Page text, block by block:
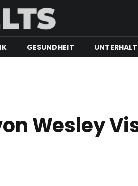
GESUNDHEIT
Wesley